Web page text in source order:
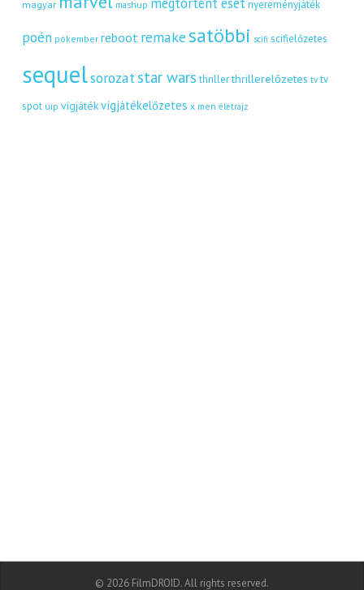
magyar mashup megtörtént eset nyereményjáték
poén pókember reboot remakesatöbbi scifi scifielőzetes
sequelsorozatstar wars thriller thrillerelőzetes tv tv
spot uip vígjátékvígjátékelőzetes x men életrajz
© 2026 FilmDROID. All rights reserved.